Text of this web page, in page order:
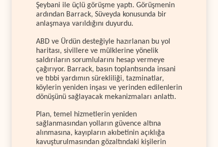
Şeybani ile üçlü görüşme yaptı. Görüşmenin
ardından Barrack, Süveyda konusunda bir
anlaşmaya varıldığını duyurdu.
ABD ve Ürdün desteğiyle hazırlanan bu yol
haritası, sivillere ve mülklerine yönelik
saldırıların sorumlularını hesap vermeye
çağırıyor. Barrack, basın toplantısında insani
ve tıbbi yardımın sürekliliği, tazminatlar,
köylerin yeniden inşası ve yerinden edilenlerin
dönüşünü sağlayacak mekanizmaları anlattı.
Plan, temel hizmetlerin yeniden
sağlanmasından yolların güvence altına
alınmasına, kayıpların akıbetinin açıklığa
kavuşturulmasından gözaltındaki kişilerin